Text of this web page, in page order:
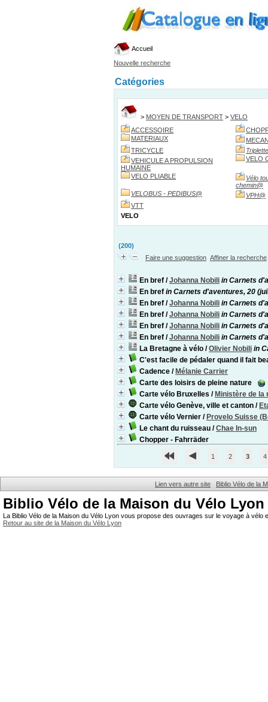
Accueil
Nouvelle recherche
Catégories
> MOYEN DE TRANSPORT > VELO
ACCESSOIRE
MATERIAUX
TRICYCLE
Triplette
VEHICULE A PROPULSION
HUMAINE
VELO
VELO PLIABLE
Vélo
chemin@
VELOBUS - PEDIBUS@ VPH@
VTT
VELO
(200)
Faire une suggestion Affiner la recherche
En bref /Johanna Nobili in Carnets
En bref in Carnets d'aventures, 20
En bref /Johanna Nobili in Carnets
En bref /Johanna Nobili in Carnets
En bref /Johanna Nobili in Carnets
En bref /Johanna Nobili in Carnets
La Bretagne à vélo /Olivier Nobili in
C'est facile de pédaler quand il fait
Cadence / Mélanie Carrier
Carte des loisirs de pleine nature
Carte vélo Bruxelles / Ministère de la
Carte vélo Genève, ville et canton /
Carte vélo Vernier / Provelo Suisse
Le chant du ruisseau /Chae In-sun
Chopper - Fahrräder
1 2 3 4
Lien vers autre site Biblio Vélo de la
Biblio Vélo de la Maison du Vélo Lyon
La Biblio Vélo de la Maison du Vélo Lyon vous propose des ouvrages sur le voyage à
Retour au site de la Maison du Vélo Lyon